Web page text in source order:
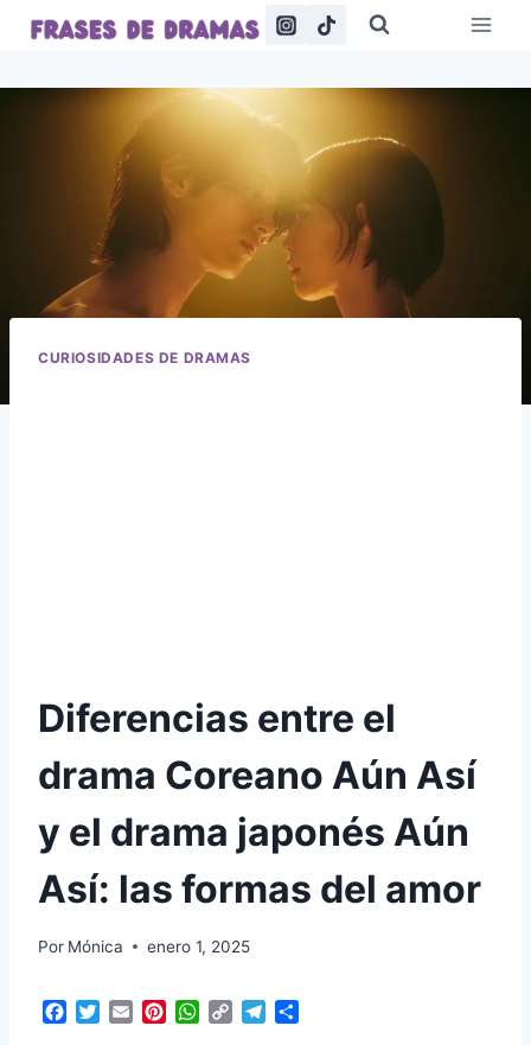
Saltar
CURIOSIDADES DE DRAMAS
Diferencias entre el
drama Coreano Aún Así
y el drama japonés Aún
Así: las formas del amor
Por Mónica enero 1, 2025
W
C